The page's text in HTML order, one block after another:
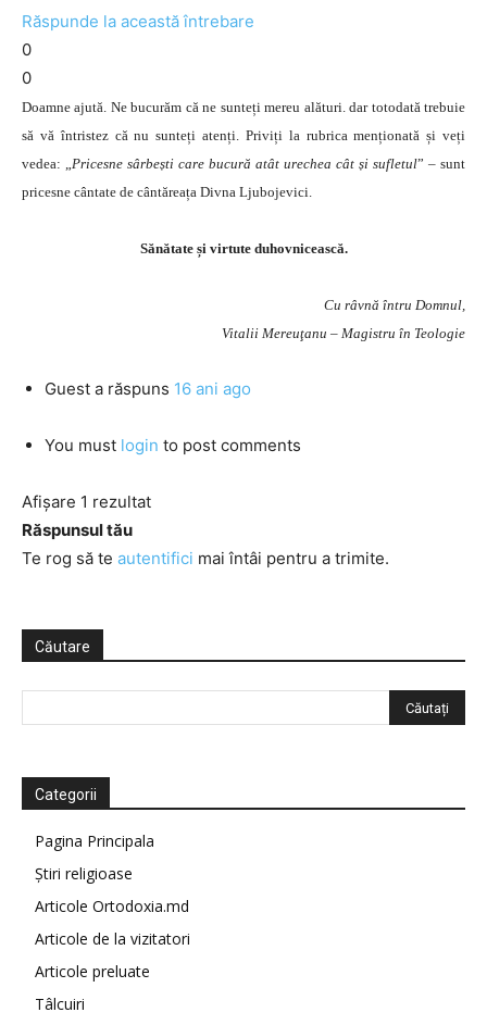
Răspunde la această întrebare
0
0
Doamne ajută. Ne bucurăm că ne sunteți mereu alături. dar totodată trebuie
să vă întristez că nu sunteți atenți. Priviți la rubrica menționată și veți
vedea: „Pricesne sârbești care bucură atât urechea cât și sufletul” – sunt
pricesne cântate de cântăreața Divna Ljubojevici.
Sănătate și virtute duhovnicească.
Cu râvnă întru Domnul,
Vitalii Mereuţanu – Magistru în Teologie
Guest a răspuns 16 ani ago
You must login to post comments
Afișare 1 rezultat
Răspunsul tău
Te rog să te autentifici mai întâi pentru a trimite.
Căutare
Categorii
Pagina Principala
Știri religioase
Articole Ortodoxia.md
Articole de la vizitatori
Articole preluate
Tâlcuiri